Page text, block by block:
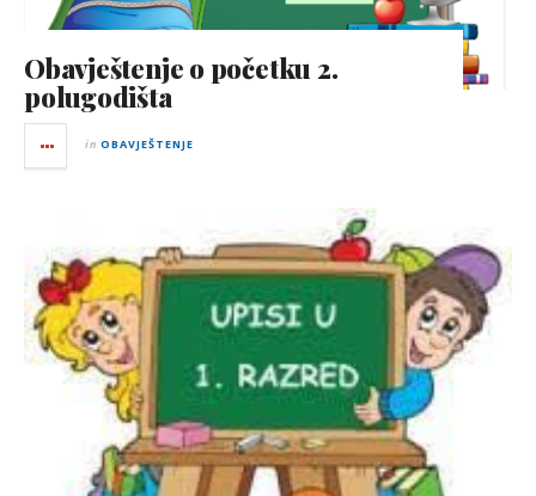
Obavještenje o početku 2.
polugodišta
in OBAVJEŠTENJE